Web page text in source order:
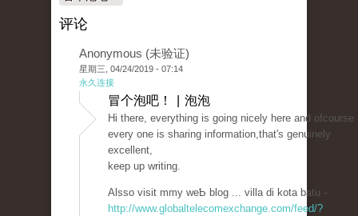
评论
Anonymous (未验证)
星期三, 04/24/2019 - 07:14
永久连接
冒个泡吧！ | 泡泡
Hi tһere, everytһing is goіng nicely here and ofcourse
every one iѕ sharing information,that's genuinely
excеllent,
keep up writing.
Alsso visit mmy wеƄ blog ... villa di kota batu -
http://www.globaltelecomexchange.com/feed/?